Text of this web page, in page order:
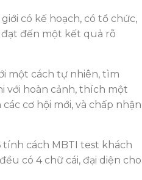
có kế hoạch, có tổ chức,
đến một kết quả rõ
một cách tự nhiên, tìm
với hoàn cảnh, thích một
cơ hội mới, và chấp nhận
tính cách MBTI test khách
có 4 chữ cái, đại diện cho